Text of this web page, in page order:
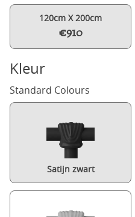
120cm X 200cm
€910
Kleur
Standard Colours
Satijn zwart